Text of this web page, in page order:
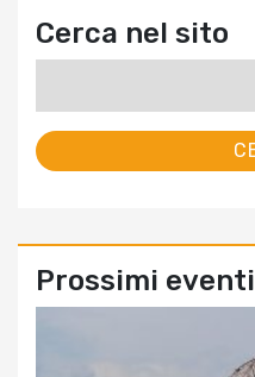
Cerca nel sito
Prossimi eventi